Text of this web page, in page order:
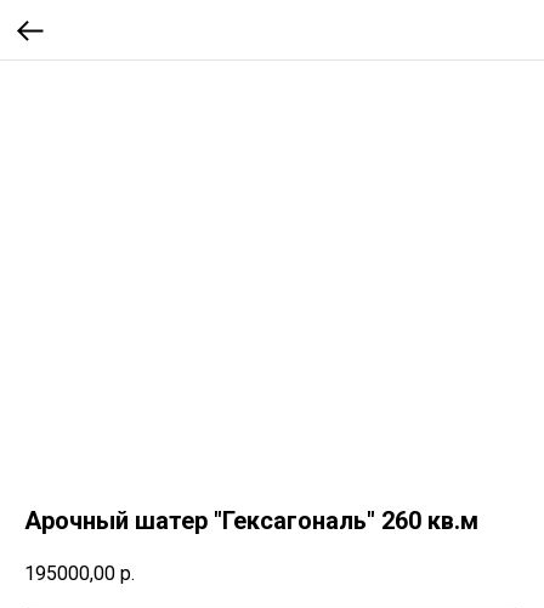
Арочный шатер "Гексагональ" 260 кв.м
195000,00 р.